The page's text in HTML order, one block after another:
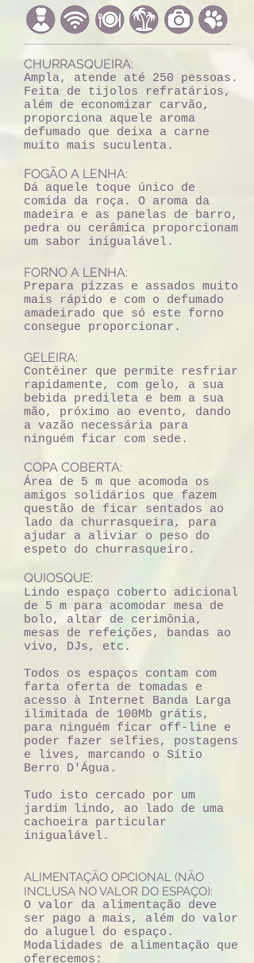
CHURRASQUEIRA:
Ampla, atende até 250 pessoas.
Feita de tijolos refratários,
além de economizar carvão,
proporciona aquele aroma
defumado que deixa a carne
muito mais suculenta.
FOGÃO A LENHA:
Dá aquele toque único de
comida da roça. O aroma da
madeira e as panelas de barro,
pedra ou cerâmica proporcionam
um sabor inigualável.
FORNO A LENHA:
Prepara pizzas e assados muito
mais rápido e com o defumado
amadeirado que só este forno
consegue proporcionar.
GELEIRA:
Contêiner que permite resfriar
rapidamente, com gelo, a sua
bebida predileta e bem a sua
mão, próximo ao evento, dando
a vazão necessária para
ninguém ficar com sede.
COPA COBERTA:
Área de 5 m que acomoda os
amigos solidários que fazem
questão de ficar sentados ao
lado da churrasqueira, para
ajudar a aliviar o peso do
espeto do churrasqueiro.
QUIOSQUE:
Lindo espaço coberto adicional
de 5 m para acomodar mesa de
bolo, altar de cerimônia,
mesas de refeições, bandas ao
vivo, DJs, etc.
Todos os espaços contam com
farta oferta de tomadas e
acesso à Internet Banda Larga
ilimitada de 100Mb grátis,
para ninguém ficar off-line e
poder fazer selfies, postagens
e lives, marcando o Sítio
Berro D'Água.
Tudo isto cercado por um
jardim lindo, ao lado de uma
cachoeira particular
inigualável.
ALIMENTAÇÃO OPCIONAL (NÃO
INCLUSA NO VALOR DO ESPAÇO):
O valor da alimentação deve
ser pago a mais, além do valor
do aluguel do espaço.
Modalidades de alimentação que
oferecemos: